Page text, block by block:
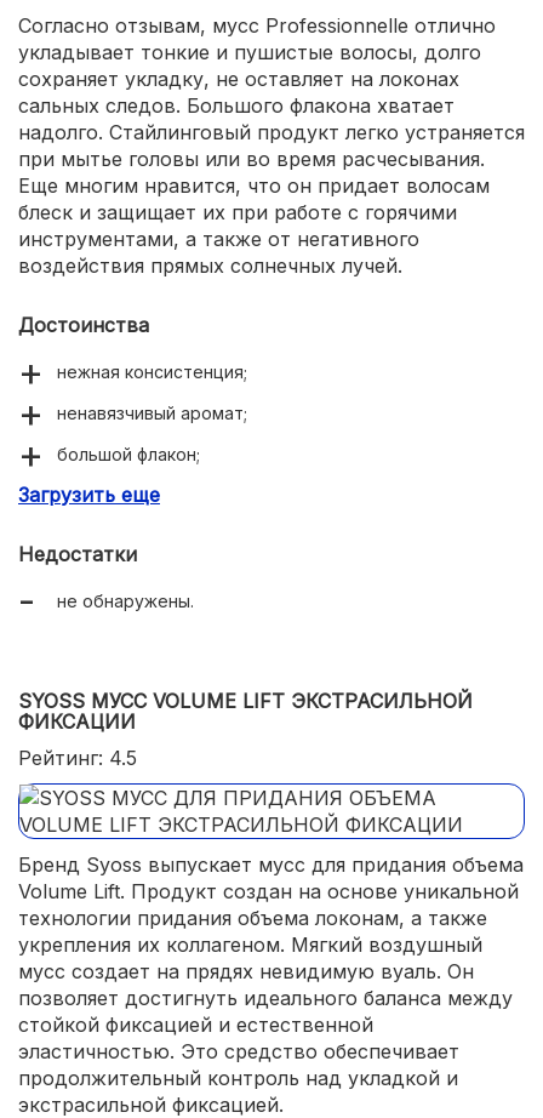
Согласно отзывам, мусс Professionnelle отлично
укладывает тонкие и пушистые волосы, долго
сохраняет укладку, не оставляет на локонах
сальных следов. Большого флакона хватает
надолго. Стайлинговый продукт легко устраняется
при мытье головы или во время расчесывания.
Еще многим нравится, что он придает волосам
блеск и защищает их при работе с горячими
инструментами, а также от негативного
воздействия прямых солнечных лучей.
Достоинства
нежная консистенция;
ненавязчивый аромат;
большой флакон;
долго держит объем;
Загрузить еще
Недостатки
не обнаружены.
SYOSS МУСС VOLUME LIFT ЭКСТРАСИЛЬНОЙ
ФИКСАЦИИ
Рейтинг: 4.5
Бренд Syoss выпускает мусс для придания объема
Volume Lift. Продукт создан на основе уникальной
технологии придания объема локонам, а также
укрепления их коллагеном. Мягкий воздушный
мусс создает на прядях невидимую вуаль. Он
позволяет достигнуть идеального баланса между
стойкой фиксацией и естественной
эластичностью. Это средство обеспечивает
продолжительный контроль над укладкой и
экстрасильной фиксацией.